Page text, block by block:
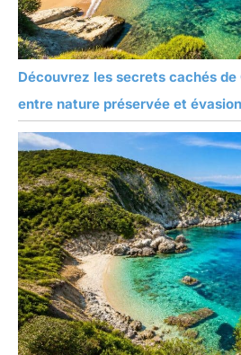
Découvrez les secrets cachés de
entre nature préservée et